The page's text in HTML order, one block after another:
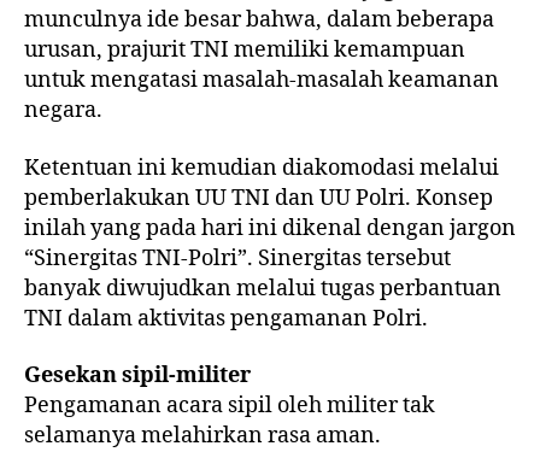
munculnya ide besar bahwa, dalam beberapa
urusan, prajurit TNI memiliki kemampuan
untuk mengatasi masalah-masalah keamanan
negara.
Ketentuan ini kemudian diakomodasi melalui
pemberlakukan UU TNI dan UU Polri. Konsep
inilah yang pada hari ini dikenal dengan jargon
“Sinergitas TNI-Polri”. Sinergitas tersebut
banyak diwujudkan melalui tugas perbantuan
TNI dalam aktivitas pengamanan Polri.
Gesekan sipil-militer
Pengamanan acara sipil oleh militer tak
selamanya melahirkan rasa aman.